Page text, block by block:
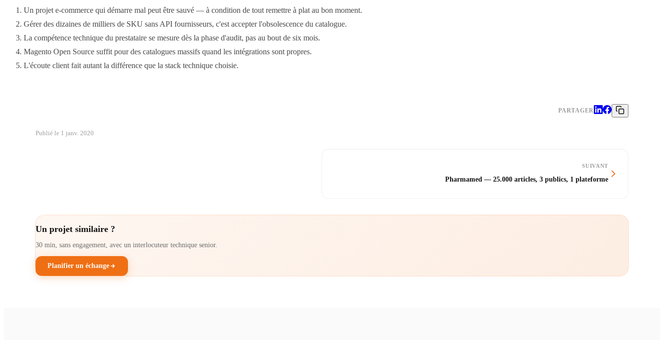
Un projet e-commerce qui démarre mal peut être sauvé — à condition de tout remettre à plat au bon moment.
Gérer des dizaines de milliers de SKU sans API fournisseurs, c'est accepter l'obsolescence du catalogue.
La compétence technique du prestataire se mesure dès la phase d'audit, pas au bout de six mois.
Magento Open Source suffit pour des catalogues massifs quand les intégrations sont propres.
L'écoute client fait autant la différence que la stack technique choisie.
PARTAGER
Publié le 1 janv. 2020
SUIVANT
Pharmamed — 25.000 articles, 3 publics, 1 plateforme
Un projet similaire ?
30 min, sans engagement, avec un interlocuteur technique senior.
Planifier un échange